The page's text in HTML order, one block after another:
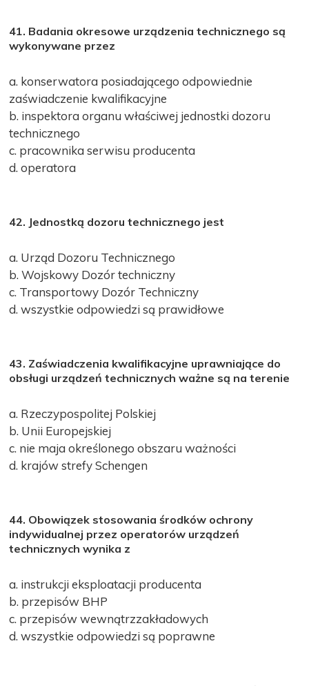
41. Badania okresowe urządzenia technicznego są
wykonywane przez
a. konserwatora posiadającego odpowiednie
zaświadczenie kwalifikacyjne
b. inspektora organu właściwej jednostki dozoru
technicznego
c. pracownika serwisu producenta
d. operatora
42. Jednostką dozoru technicznego jest
a. Urząd Dozoru Technicznego
b. Wojskowy Dozór techniczny
c. Transportowy Dozór Techniczny
d. wszystkie odpowiedzi są prawidłowe
43. Zaświadczenia kwalifikacyjne uprawniające do
obsługi urządzeń technicznych ważne są na terenie
a. Rzeczypospolitej Polskiej
b. Unii Europejskiej
c. nie maja określonego obszaru ważności
d. krajów strefy Schengen
44. Obowiązek stosowania środków ochrony
indywidualnej przez operatorów urządzeń
technicznych wynika z
a. instrukcji eksploatacji producenta
b. przepisów BHP
c. przepisów wewnątrzzakładowych
d. wszystkie odpowiedzi są poprawne